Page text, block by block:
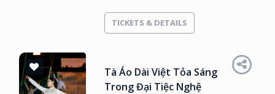
TICKETS & DETAILS
Tà Áo Dài Việt Tỏa Sáng
Trong Đại Tiệc Nghệ